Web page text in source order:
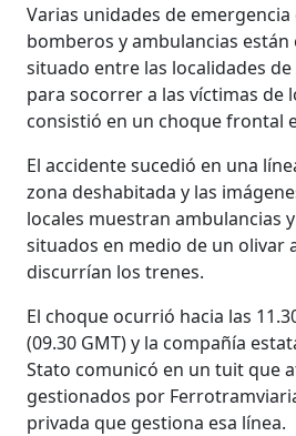
Varias unidades de
bomberos y ambulancias
situado entre las localidades
para socorrer a las víctimas de
consistió en un choque frontal
El accidente sucedió en una
zona deshabitada y las
locales muestran ambulancias
situados en medio de un olivar
discurrían los trenes.
El choque ocurrió hacia las
(09.30 GMT) y la compañía
Stato comunicó en un tuit que
gestionados por
privada que gestiona esa línea.